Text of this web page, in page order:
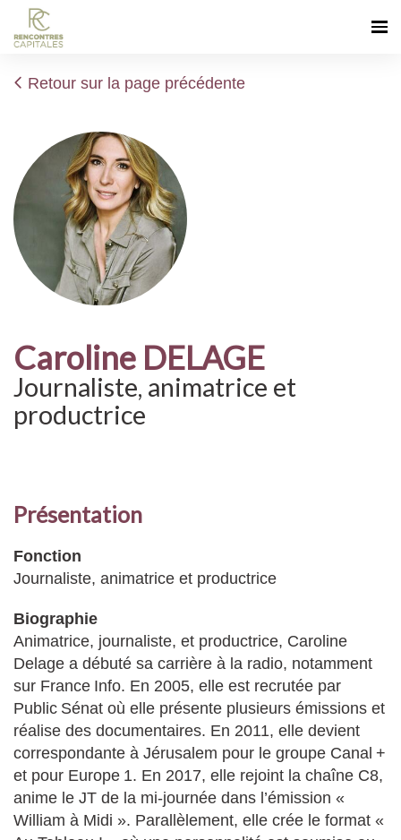
Retour sur la page précédente
Caroline DELAGE
Journaliste, animatrice et
productrice
Présentation
Fonction
Journaliste, animatrice et productrice
Biographie
Animatrice, journaliste, et productrice, Caroline
Delage a débuté sa carrière à la radio, notamment
sur France Info. En 2005, elle est recrutée par
Public Sénat où elle présente plusieurs émissions et
réalise des documentaires. En 2011, elle devient
correspondante à Jérusalem pour le groupe Canal +
et pour Europe 1. En 2017, elle rejoint la chaîne C8,
anime le JT de la mi-journée dans l’émission «
William à Midi ». Parallèlement, elle crée le format «